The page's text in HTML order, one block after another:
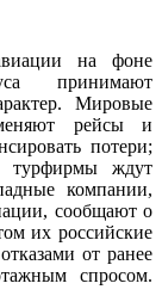
на фоне
принимают
Мировые
рейсы и
потери;
турфирмы ждут
компании,
сообщают о
их российские
от ранее
спросом.